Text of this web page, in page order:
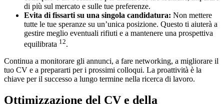
di più sul mercato e sulle tue preferenze.
Evita di fissarti su una singola candidatura: Non mettere
tutte le tue speranze su un’unica posizione. Questo ti aiuterà a
gestire meglio eventuali rifiuti e a mantenere una prospettiva
equilibrata 12.
Continua a monitorare gli annunci, a fare networking, a migliorare il
tuo CV e a prepararti per i prossimi colloqui. La proattività è la
chiave per il successo a lungo termine nella ricerca di lavoro.
Ottimizzazione del CV e della